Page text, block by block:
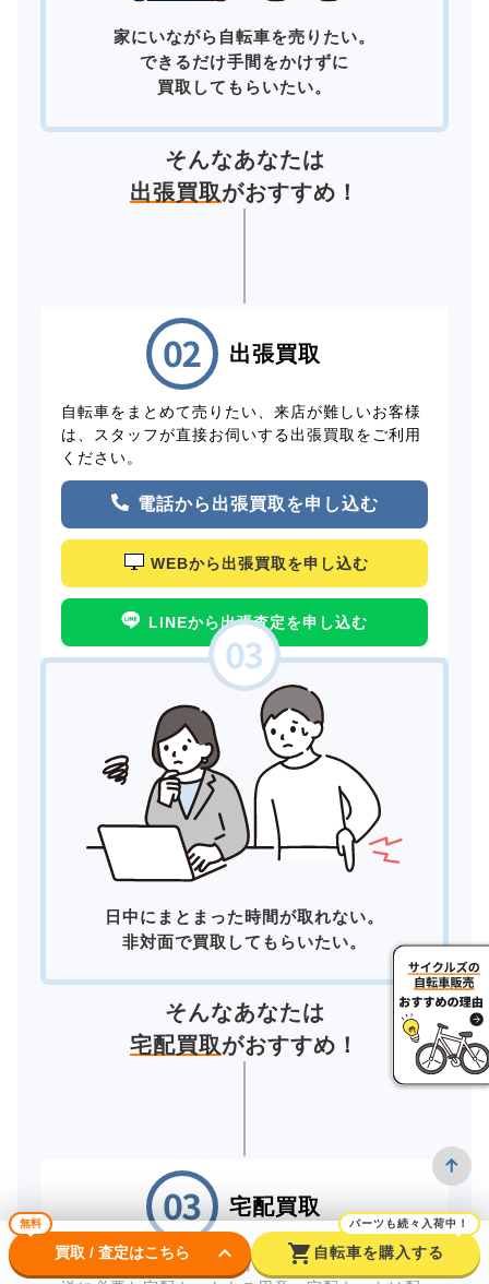
家にいながら自転車を売りたい。
できるだけ手間をかけずに
買取してもらいたい。
そんなあなたは
出張買取がおすすめ！
出張買取
自転車をまとめて売りたい、来店が難しいお客様
は、スタッフが直接お伺いする出張買取をご利用
ください。
電話から出張買取を申し込む
WEBから出張買取を申し込む
LINEから出張査定を申し込む
日中にまとまった時間が取れない。
非対面で買取してもらいたい。
そんなあなたは
宅配買取がおすすめ！
宅配買取
自宅にいながら買取が完了する「宅配買取」。配
無料
買取 / 査定はこちら keyboard_arrow_down shopping_cart
パーツも続々入荷中！
自転車を購入する